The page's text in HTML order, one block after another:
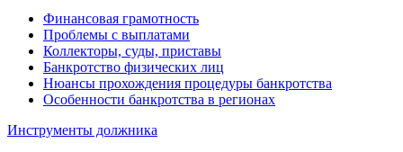
Финансовая грамотность
Проблемы с выплатами
Коллекторы, суды, приставы
Банкротство физических лиц
Нюансы прохождения процедуры банкротства
Особенности банкротства в регионах
Инструменты должника